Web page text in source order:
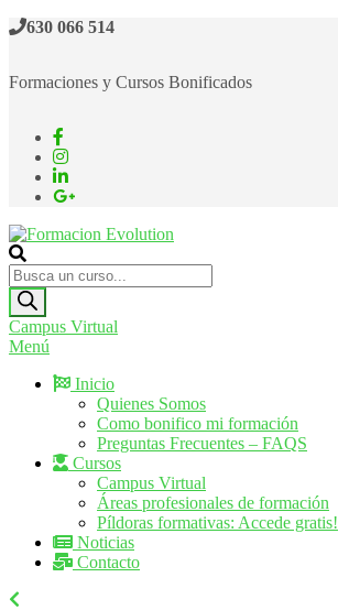
Saltar630 066 514
Formaciones y Cursos Bonificados
Formacion Evolution
Cursos de formación continua
Búsqueda
de
productos
Campus Virtual
Menú
Inicio
Quienes Somos
Como bonifico mi formación
Preguntas Frecuentes – FAQS
Cursos
Campus Virtual
Áreas profesionales de formación
Píldoras formativas: Accede gratis!
Noticias
Contacto